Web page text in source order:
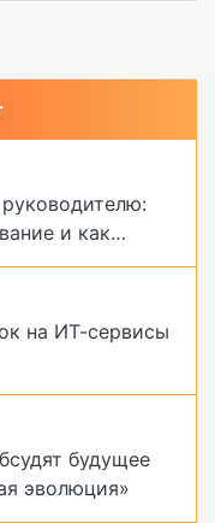
и как
на ИТ-сервисы
будущее
эволюция»